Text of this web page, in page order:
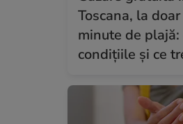
Toscana, la
minute de
condițiile și ce